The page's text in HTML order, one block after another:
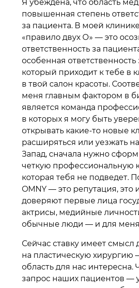
Я убеждена, что область
повышенная степень
за пациента. В моей
«правило двух О» — это
ответственность за
особенная ответственность
который приходит к тебе в
в твой салон красоты.
меня главным фактором в
является команда
в которых я могу быть
открывать какие-то новые
расширяться или уезжать
Запад, сначала нужно
четкую профессиональную
которая тебя не подведет.
OMNY — это репутация, это
доверяют первые лица
актрисы, медийные
обычные люди — и для
Сейчас ставку имеет смысл
на пластическую хирургию
область для нас интересна.
запрос наших пациентов —